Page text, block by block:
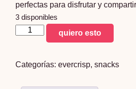
perfectas para disfrutar y
3 disponibles
twistos
110
quiero esto
Categorías:evercrisp,snacks